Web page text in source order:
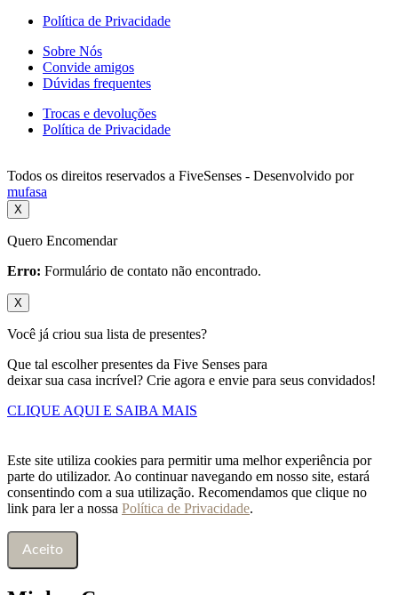
Política de Privacidade
Sobre Nós
Convide amigos
Dúvidas frequentes
Trocas e devoluções
Política de Privacidade
Todos os direitos reservados a FiveSenses - Desenvolvido por
mufasa
X
Quero Encomendar
Erro: Formulário de contato não encontrado.
X
Você já criou sua lista de presentes?
Que tal escolher presentes da Five Senses para
deixar sua casa incrível? Crie agora e envie para seus convidados!
CLIQUE AQUI E SAIBA MAIS
Este site utiliza cookies para permitir uma melhor experiência por
parte do utilizador. Ao continuar navegando em nosso site, estará
consentindo com a sua utilização. Recomendamos que clique no
link para ler a nossa Política de Privacidade.
Aceito